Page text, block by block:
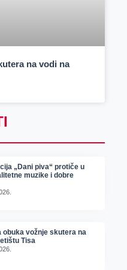
na vodi na
„Dani piva“ protiče u
muzike i dobre
obuka vožnje skutera na
Tisa